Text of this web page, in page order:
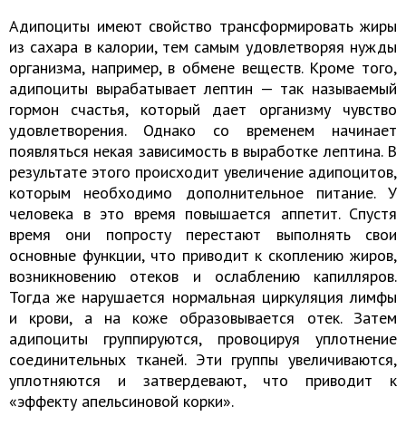
Адипоциты имеют свойство трансформировать жиры
из сахара в калории, тем самым удовлетворяя нужды
организма, например, в обмене веществ. Кроме того,
адипоциты вырабатывает лептин — так называемый
гормон счастья, который дает организму чувство
удовлетворения. Однако со временем начинает
появляться некая зависимость в выработке лептина. В
результате этого происходит увеличение адипоцитов,
которым необходимо дополнительное питание. У
человека в это время повышается аппетит. Спустя
время они попросту перестают выполнять свои
основные функции, что приводит к скоплению жиров,
возникновению отеков и ослаблению капилляров.
Тогда же нарушается нормальная циркуляция лимфы
и крови, а на коже образовывается отек. Затем
адипоциты группируются, провоцируя уплотнение
соединительных тканей. Эти группы увеличиваются,
уплотняются и затвердевают, что приводит к
«эффекту апельсиновой корки».